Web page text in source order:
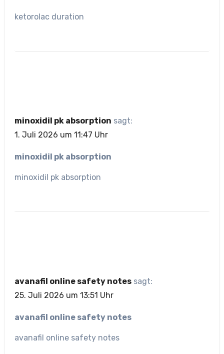
ketorolac duration
minoxidil pk absorption sagt:
1. Juli 2026 um 11:47 Uhr
minoxidil pk absorption
minoxidil pk absorption
avanafil online safety notes sagt:
25. Juli 2026 um 13:51 Uhr
avanafil online safety notes
avanafil online safety notes